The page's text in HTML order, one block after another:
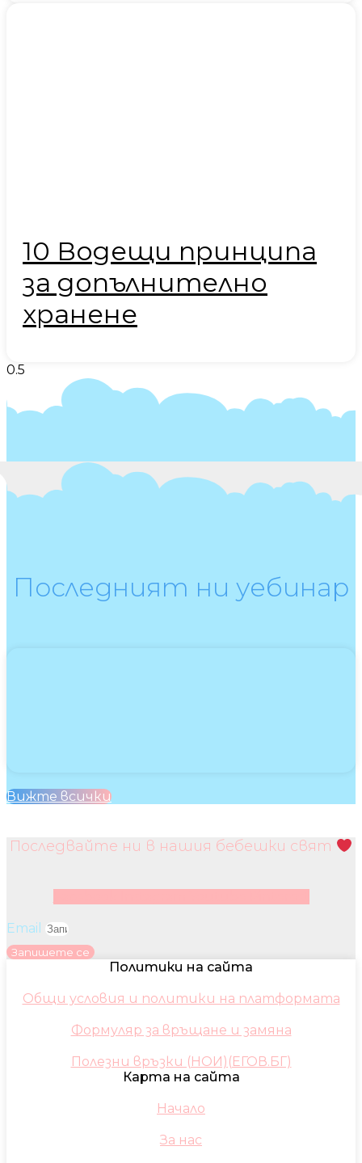
10 Водещи принципа
за допълнително
хранене
Последният ни уебинар
Вижте всички
Последвайте ни в нашия бебешки свят
Email
Запишете се
Политики на сайта
Общи условия и политики на платформата
Формуляр за връщане и замяна
Полезни връзки (НОИ)(ЕГОВ.БГ)
Карта на сайта
Начало
За нас